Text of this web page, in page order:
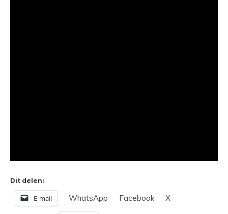
Dit delen:
E-mail WhatsApp Facebook X